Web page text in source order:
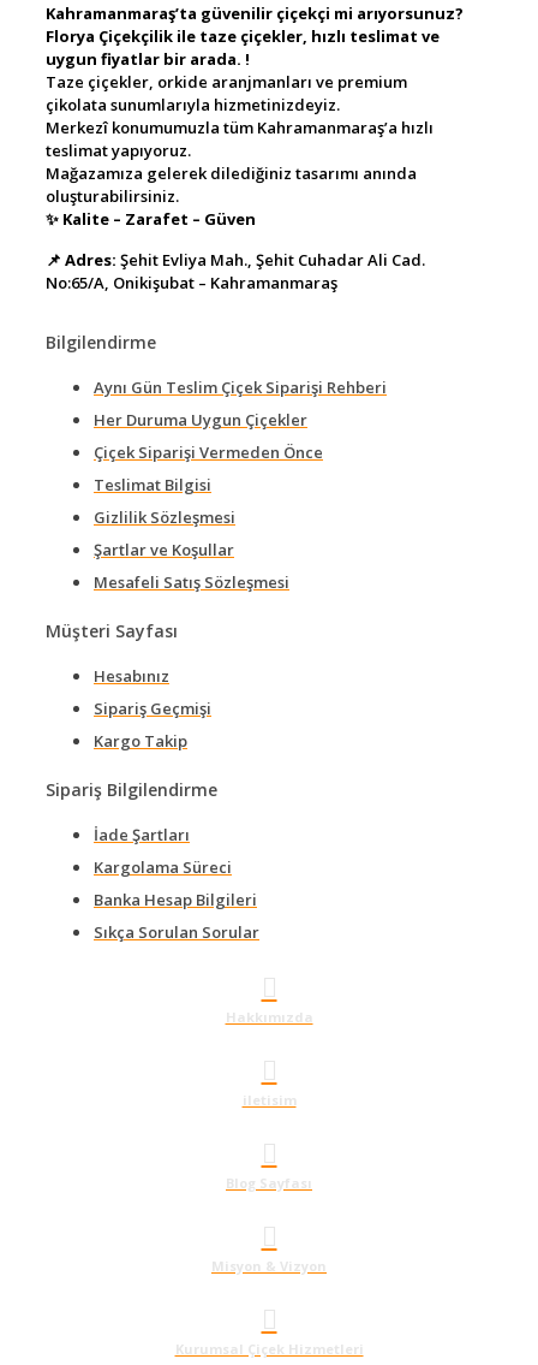
Kahramanmaraş’ta güvenilir çiçekçi mi arıyorsunuz?
Florya Çiçekçilik ile taze çiçekler, hızlı teslimat ve
uygun fiyatlar bir arada. !
Taze çiçekler, orkide aranjmanları ve premium
çikolata sunumlarıyla hizmetinizdeyiz.
Merkezî konumumuzla tüm Kahramanmaraş’a hızlı
teslimat yapıyoruz.
Mağazamıza gelerek dilediğiniz tasarımı anında
oluşturabilirsiniz.
✨ Kalite – Zarafet – Güven
📌 Adres: Şehit Evliya Mah., Şehit Cuhadar Ali Cad.
No:65/A, Onikişubat – Kahramanmaraş
Bilgilendirme
Aynı Gün Teslim Çiçek Siparişi Rehberi
Her Duruma Uygun Çiçekler
Çiçek Siparişi Vermeden Önce
Teslimat Bilgisi
Gizlilik Sözleşmesi
Şartlar ve Koşullar
Mesafeli Satış Sözleşmesi
Müşteri Sayfası
Hesabınız
Sipariş Geçmişi
Kargo Takip
Sipariş Bilgilendirme
İade Şartları
Kargolama Süreci
Banka Hesap Bilgileri
Sıkça Sorulan Sorular
Hakkımızda
iletisim
Blog Sayfası
Misyon & Vizyon
Kurumsal Çiçek Hizmetleri